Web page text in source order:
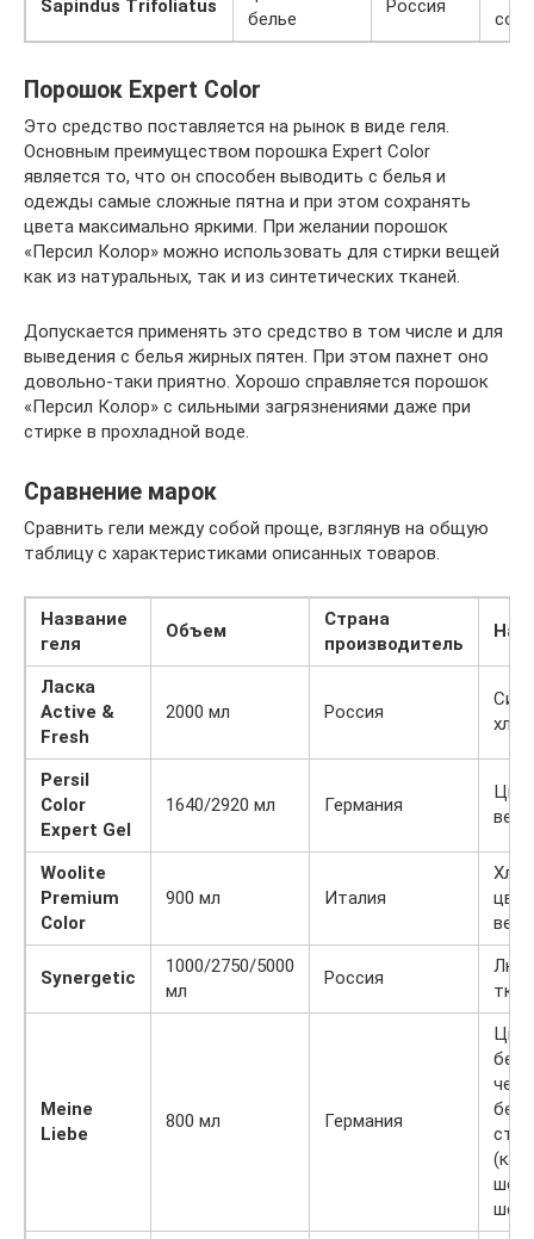
Sapindus Trifoliatus
белье
Россия
Порошок Expert Color
Это средство поставляется на рынок в виде геля.
Основным преимуществом порошка Expert Color
является то, что он способен выводить с белья и
одежды самые сложные пятна и при этом сохранять
цвета максимально яркими. При желании порошок
«Персил Колор» можно использовать для стирки вещей
как из натуральных, так и из синтетических тканей.
Допускается применять это средство в том числе и для
выведения с белья жирных пятен. При этом пахнет оно
довольно-таки приятно. Хорошо справляется порошок
«Персил Колор» с сильными загрязнениями даже при
стирке в прохладной воде.
Сравнение марок
Сравнить гели между собой проще, взглянув на общую
таблицу с характеристиками описанных товаров.
Название
геля
Объем
Страна
производитель
Ласка
Active &
Fresh
2000 мл Россия
Persil
Color
Expert Gel
1640/2920 мл Германия
Woolite
Premium
Color
900 мл Италия
Synergetic
1000/2750/5000
мл
Россия
Meine
Liebe
800 мл Германия